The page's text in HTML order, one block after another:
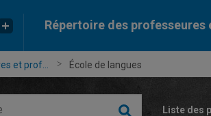
Répertoire des professeures
et prof... École de langues
Liste des